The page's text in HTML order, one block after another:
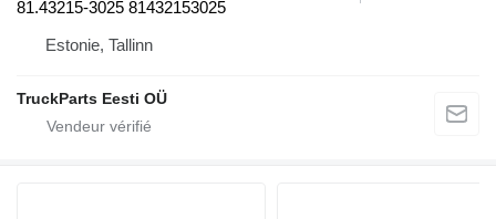
81.43215-3025 81432153025
Estonie, Tallinn
TruckParts Eesti OÜ